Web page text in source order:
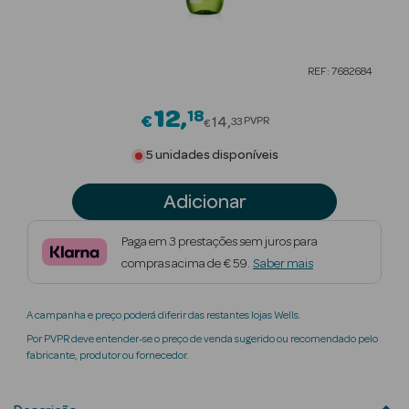
Beauty Season
Beauty Season
Maquilhagem
Beauty Season
Perfumes
REF: 7682684
€12 18Price reduced from
€14 33 PVPR
5 unidades disponíveis
Adicionar
Paga em 3 prestações sem juros para
compras acima de € 59. Saber mais
A campanha e preço poderá diferir das restantes lojas Wells.
Por PVPR deve entender-se o preço de venda sugerido ou recomendado pelo
fabricante, produtor ou fornecedor.